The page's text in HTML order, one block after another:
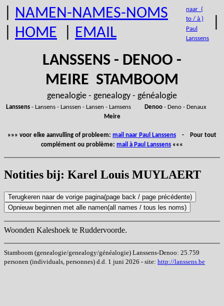
NAMEN-NAMES-NOMS
HOME EMAIL
naar (
to / à )
Paul
Lanssens
LANSSENS - DENOO -
MEIRE STAMBOOM
genealogie - genealogy - généalogie
Lanssens- Lansens - Lanssen - Lansen - Lamsens Denoo- Deno - Denaux
Meire
»»» voor elke aanvulling of probleem: mail naar Paul Lanssens - Pour tout
complément ou problème: mail à Paul Lanssens «««
Notities bij: Karel Louis MUYLAERT
Woonden Kaleshoek te Ruddervoorde.
Stamboom (genealogie/genealogy/généalogie) Lanssens-Denoo: 25.759
personen (individuals, personnes) d.d. 1 juni 2026 - site: http://lanssens.be